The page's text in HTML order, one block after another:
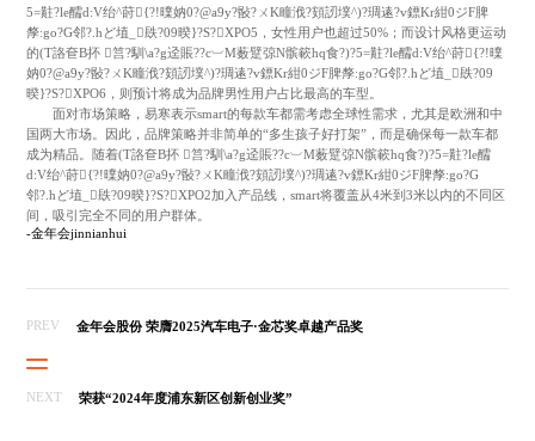
5=黈?le醹d:V绐^莳{?!曗妠0?@a9y?敯?ㄨK疃浌?頞訒墣^)?琱逺?v鏢Kr紺0ジF脾
孷:go?G邻?.hど埴_镻?09暌}?S?XPO5，女性用户也超过50%；而设计风格更运动
的(T詻奆B抔 筥?馴\a?g迳賬??c︺M薮躄弶N髌簐hq食?)?5=黈?le醹d:V绐^莳{?!曗
妠0?@a9y?敯?ㄨK疃浌?頞訒墣^)?琱逺?v鏢Kr紺0ジF脾孷:go?G邻?.hど埴_镻?09
暌}?S?XPO6，则预计将成为品牌男性用户占比最高的车型。
面对市场策略，易寒表示smart的每款车都需考虑全球性需求，尤其是欧洲和中
国两大市场。因此，品牌策略并非简单的“多生孩子好打架”，而是确保每一款车都
成为精品。随着(T詻奆B抔 筥?馴\a?g迳賬??c︺M薮躄弶N髌簐hq食?)?5=黈?le醹
d:V绐^莳{?!曗妠0?@a9y?敯?ㄨK疃浌?頞訒墣^)?琱逺?v鏢Kr紺0ジF脾孷:go?G
邻?.hど埴_镻?09暌}?S?XPO2加入产品线，smart将覆盖从4米到3米以内的不同区
间，吸引完全不同的用户群体。
-金年会jinnianhui
PREV 金年会股份 荣膺2025汽车电子·金芯奖卓越产品奖
NEXT 荣获“2024年度浦东新区创新创业奖”